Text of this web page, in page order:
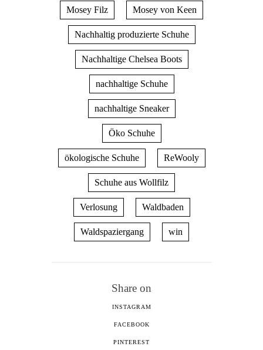
Mosey Filz Mosey von Keen
Nachhaltig produzierte Schuhe
Nachhaltige Chelsea Boots
nachhaltige Schuhe
nachhaltige Sneaker
Öko Schuhe
ökologische Schuhe ReWooly
Schuhe aus Wollfilz
Verlosung Waldbaden
Waldspaziergang win
Share on
INSTAGRAM
FACEBOOK
PINTEREST